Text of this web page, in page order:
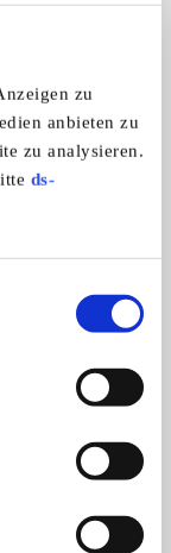
zu
anbieten zu
zu analysieren.
ds-
4.222,- €
ALLE ANZEIGEN